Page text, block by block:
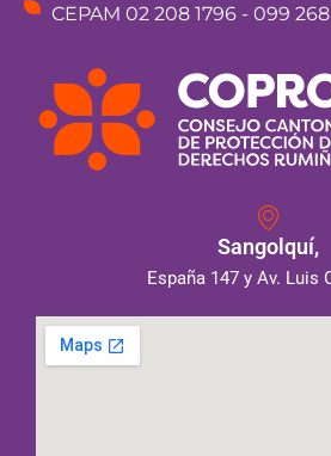
CEPAM 02 208 1796 - 099
Sangolquí,
España 147 y Av. Luis